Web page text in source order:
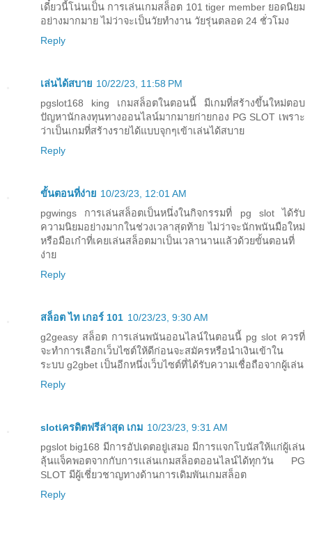
เดี๋ยวนี้โน่นเป็น การเล่นเกมสล็อต 101 tiger member ยอดนิยม
อย่างมากมาย ไม่ว่าจะเป็นวัยทำงาน วัยรุ่นตลอด 24 ชั่วโมง
Reply
เล่นได้สบาย 10/22/23, 11:58 PM
pgslot168 king เกมสล็อตในตอนนี้ มีเกมที่สร้างขึ้นใหม่ตอบ
ปัญหานักลงทุนทางออนไลน์มากมายก่ายกอง PG SLOT เพราะ
ว่าเป็นเกมที่สร้างรายได้แบบจุกๆเข้าเล่นได้สบาย
Reply
ขั้นตอนที่ง่าย 10/23/23, 12:01 AM
pgwings การเล่นสล็อตเป็นหนึ่งในกิจกรรมที่ pg slot ได้รับ
ความนิยมอย่างมากในช่วงเวลาสุดท้าย ไม่ว่าจะนักพนันมือใหม่
หรือมือเก๋าที่เคยเล่นสล็อตมาเป็นเวลานานแล้วด้วยขั้นตอนที่
ง่าย
Reply
สล็อต ไท เกอร์ 101 10/23/23, 9:30 AM
g2geasy สล็อต การเล่นพนันออนไลน์ในตอนนี้ pg slot ควรที่
จะทำการเลือกเว็บไซต์ให้ดีก่อนจะสมัครหรือนำเงินเข้าใน
ระบบ g2gbet เป็นอีกหนึ่งเว็บไซต์ที่ได้รับความเชื่อถือจากผู้เล่น
Reply
slotเครดิตฟรีล่าสุด เกม 10/23/23, 9:31 AM
pgslot big168 มีการอัปเดตอยู่เสมอ มีการแจกโบนัสให้แก่ผู้เล่น
ลุ้นแจ็คพอตจากกับการเเล่นเกมสล็อตออนไลน์ได้ทุกวัน PG
SLOT มีผู้เชี่ยวชาญทางด้านการเดิมพันเกมสล็อต
Reply